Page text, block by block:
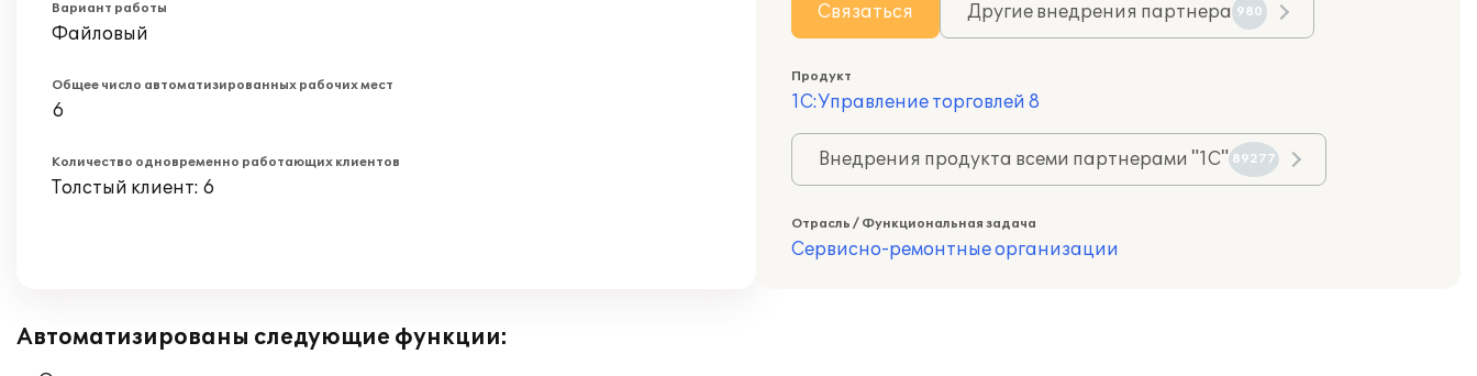
Вариант работы
Файловый
Общее число автоматизированных рабочих мест
6
Количество одновременно работающих клиентов
Толстый клиент: 6
Связаться Другие внедрения партнера 980
Продукт
1С:Управление торговлей 8
Внедрения продукта всеми партнерами "1С" 89277
Отрасль / Функциональная задача
Сервисно-ремонтные организации
Автоматизированы следующие функции: